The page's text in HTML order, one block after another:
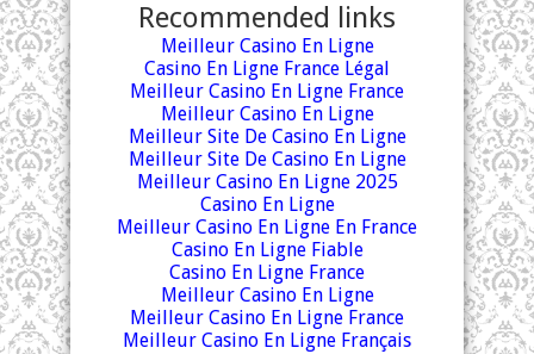
Recommended links
Meilleur Casino En Ligne
Casino En Ligne France Légal
Meilleur Casino En Ligne France
Meilleur Casino En Ligne
Meilleur Site De Casino En Ligne
Meilleur Site De Casino En Ligne
Meilleur Casino En Ligne 2025
Casino En Ligne
Meilleur Casino En Ligne En France
Casino En Ligne Fiable
Casino En Ligne France
Meilleur Casino En Ligne
Meilleur Casino En Ligne France
Meilleur Casino En Ligne Français